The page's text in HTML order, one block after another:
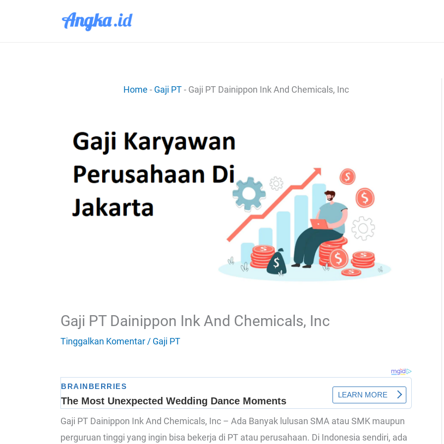
Home - Gaji PT- Gaji PT Dainippon Ink And Chemicals, Inc
Gaji PT Dainippon Ink And Chemicals, Inc
Tinggalkan Komentar/ Gaji PT
Gaji PT Dainippon Ink And Chemicals, Inc – Ada Banyak lulusan SMA atau SMK maupun
perguruan tinggi yang ingin bisa bekerja di PT atau perusahaan. Di Indonesia sendiri, ada